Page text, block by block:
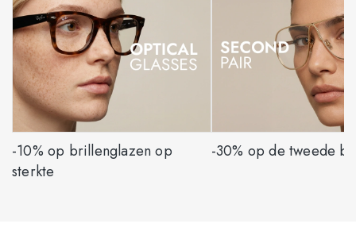
-10% op brillenglazen op
sterkte
-30% op de tweede